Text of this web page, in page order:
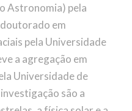
Astronomia) pela
em
pela Universidade
a agregação em
Universidade de
são a